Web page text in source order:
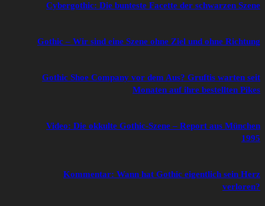
Cybergothic: Die bunteste Facette der schwarzen Szene
Gothic – Wir sind eine Szene ohne Ziel und ohne Richtung
Gothic Shoe Company vor dem Aus? Gruftis warten seit
Monaten auf ihre bestellten Pikes
Video: Die okkulte Gothic-Szene – Report aus München
1995
Kommentar: Wann hat Gothic eigentlich sein Herz
verloren?